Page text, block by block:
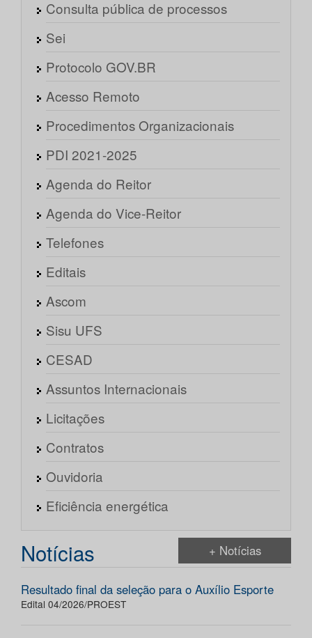
Consulta pública de processos
Sei
Protocolo GOV.BR
Acesso Remoto
Procedimentos Organizacionais
PDI 2021-2025
Agenda do Reitor
Agenda do Vice-Reitor
Telefones
Editais
Ascom
Sisu UFS
CESAD
Assuntos Internacionais
Licitações
Contratos
Ouvidoria
Eficiência energética
Notícias + Notícias
Resultado final da seleção para o Auxílio Esporte
Edital 04/2026/PROEST